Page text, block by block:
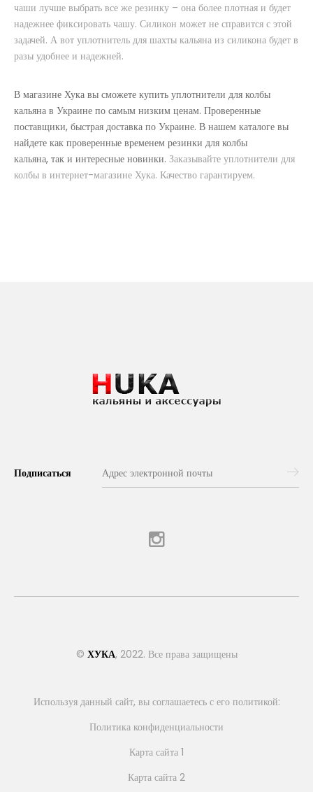
50 грн.
В наличии
Купить
Купить
чаши лучше выбрать все же резинку – она более плотная и будет
надежнее фиксировать чашу. Силикон может не справится с этой
задачей. А вот уплотнитель для шахты кальяна из силикона будет в
разы удобнее и надежней.
В магазине Хука вы сможете купить уплотнители для колбы
кальяна в Украине по самым низким ценам. Проверенные
поставщики, быстрая доставка по Украине. В нашем каталоге вы
найдете как проверенные временем резинки для колбы
кальяна, так и интересные новинки. Заказывайте уплотнители для
колбы в интернет-магазине Хука. Качество гарантируем.
Подписаться
© ХУКА, 2022. Все права защищены
Используя данный сайт, вы соглашаетесь с его политикой:
Политика конфиденциальности
Карта сайта 1
Карта сайта 2